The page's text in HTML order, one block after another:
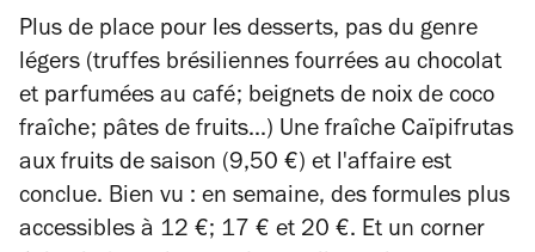
Plus de place pour les desserts, pas du genre
légers (truffes brésiliennes fourrées au chocolat
et parfumées au café; beignets de noix de coco
fraîche; pâtes de fruits...) Une fraîche Caïpifrutas
aux fruits de saison (9,50 €) et l'affaire est
conclue. Bien vu : en semaine, des formules plus
accessibles à 12 €; 17 € et 20 €. Et un corner